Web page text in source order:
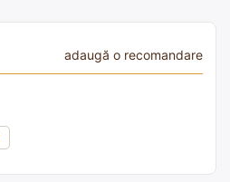
adaugă o recomandare